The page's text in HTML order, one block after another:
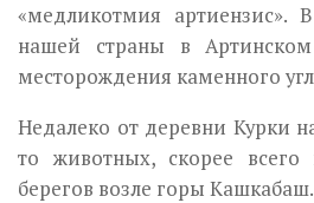
«медликотмия артиензис».
нашей страны в
месторождения каменного
Недалеко от деревни Курки
то животных, скорее
берегов возле горы Кашкабаш.